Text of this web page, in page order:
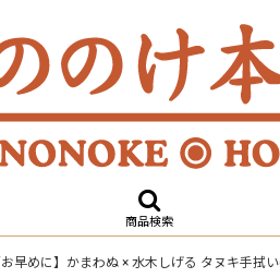
商品検索
早めに】かまわぬ × 水木しげる タヌキ手拭